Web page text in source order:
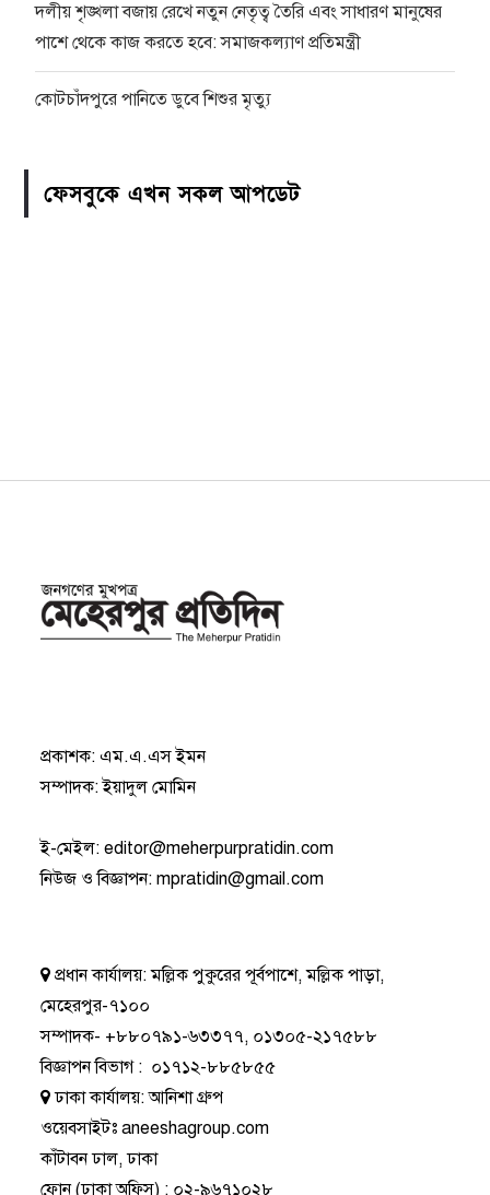
দলীয় শৃঙ্খলা বজায় রেখে নতুন নেতৃত্ব তৈরি এবং সাধারণ মানুষের
পাশে থেকে কাজ করতে হবে: সমাজকল্যাণ প্রতিমন্ত্রী
কোটচাঁদপুরে পানিতে ডুবে শিশুর মৃত্যু
ফেসবুকে এখন সকল আপডেট
প্রকাশক: এম.এ.এস ইমন
সম্পাদক: ইয়াদুল মোমিন
ই-মেইল:editor@meherpurpratidin.com
নিউজ ও বিজ্ঞাপন:mpratidin@gmail.com
প্রধান কার্যালয়:মল্লিক পুকুরের পূর্বপাশে, মল্লিক পাড়া,
মেহেরপুর-৭১০০
সম্পাদক- +৮৮০৭৯১-৬৩৩৭৭, ০১৩০৫-২১৭৫৮৮
বিজ্ঞাপন বিভাগ: ০১৭১২-৮৮৫৮৫৫
ঢাকা কার্যালয়:আনিশা গ্রুপ
ওয়েবসাইটঃaneeshagroup.com
কাঁটাবন ঢাল, ঢাকা
ফোন(ঢাকা অফিস) : ০২-৯৬৭১০২৮